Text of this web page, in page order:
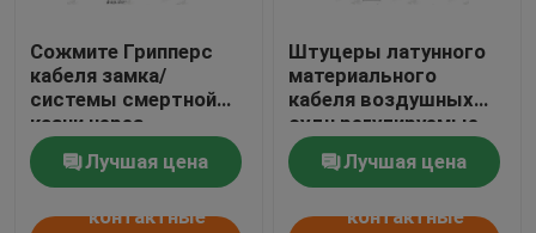
Сожмите Грипперс
кабеля замка/
системы смертной
казни через
повешение света для
приостанавливать
знаки
Лучшая цена
контактные
Штуцеры латунного
материального
кабеля воздушных
судн регулируемые,
подвесные полка для
кабелей потолка
Лучшая цена
контактные